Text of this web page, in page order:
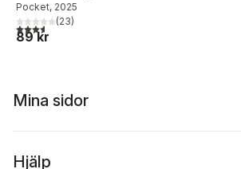
Pocket, 2025
3,6utav 5 stjärnor. Totalt antal röster:
(23)
89 kr
Mina sidor
Hjälp